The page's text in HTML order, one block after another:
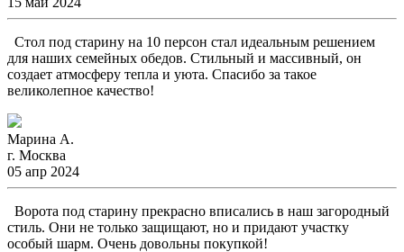
Стол под старину на 10 персон стал идеальным решением
для наших семейных обедов. Стильный и массивный, он
создает атмосферу тепла и уюта. Спасибо за такое
великолепное качество!
Марина А.
г. Москва
05 апр 2024
Ворота под старину прекрасно вписались в наш загородный
стиль. Они не только защищают, но и придают участку
особый шарм. Очень довольны покупкой!